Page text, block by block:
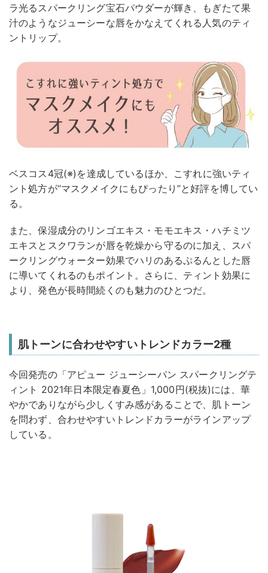
ラ光るスパークリング宝石パウダーが輝き、もぎたて果
汁のようなジューシーな唇をかなえてくれる人気のティ
ントリップ。
ベスコス4冠(※)を達成しているほか、こすれに強いティ
ント処方が“マスクメイクにもぴったり”と好評を博してい
る。
また、保湿成分のリンゴエキス・モモエキス・ハチミツ
エキスとスクワランが唇を乾燥から守るのに加え、スパ
ークリングウォーター効果でハリのあるぷるんとした唇
に導いてくれるのもポイント。さらに、ティント効果に
より、発色が長時間続くのも魅力のひとつだ。
肌トーンに合わせやすいトレンドカラー2種
今回発売の「アピュー ジューシーパン スパークリングテ
ィント 2021年日本限定春夏色」1,000円(税抜)には、華
やかでありながら少しくすみ感があることで、肌トーン
を問わず、合わせやすいトレンドカラーがラインアップ
している。